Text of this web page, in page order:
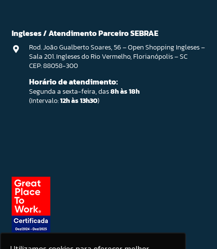
Ingleses / Atendimento Parceiro SEBRAE
Rod. João Gualberto Soares, 56 – Open Shopping Ingleses –
Sala 201. Ingleses do Rio Vermelho, Florianópolis – SC
CEP: 88058-300
Horário de atendimento:
Segunda a sexta-feira, das8h às 18h
(Intervalo:12h às 13h30)